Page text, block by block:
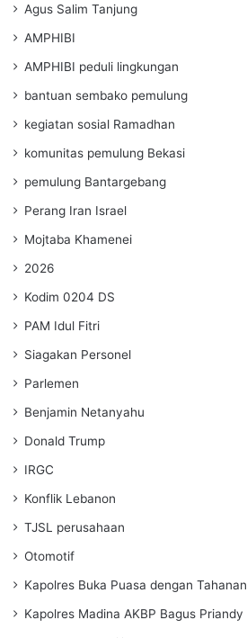
Agus Salim Tanjung
AMPHIBI
AMPHIBI peduli lingkungan
bantuan sembako pemulung
kegiatan sosial Ramadhan
komunitas pemulung Bekasi
pemulung Bantargebang
Perang Iran Israel
Mojtaba Khamenei
2026
Kodim 0204 DS
PAM Idul Fitri
Siagakan Personel
Parlemen
Benjamin Netanyahu
Donald Trump
IRGC
Konflik Lebanon
TJSL perusahaan
Otomotif
Kapolres Buka Puasa dengan Tahanan
Kapolres Madina AKBP Bagus Priandy